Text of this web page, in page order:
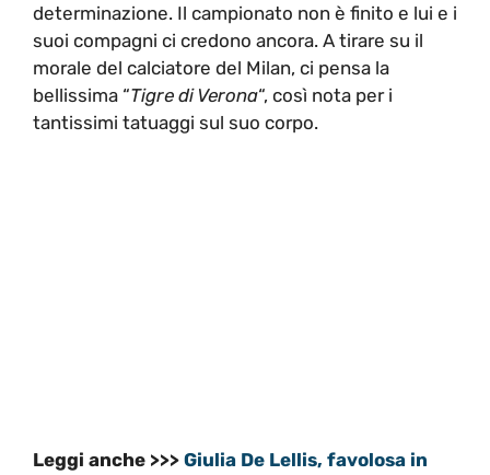
determinazione. Il campionato non è finito e lui e i
suoi compagni ci credono ancora. A tirare su il
morale del calciatore del Milan, ci pensa la
bellissima “Tigre di Verona“, così nota per i
tantissimi tatuaggi sul suo corpo.
Leggi anche >>> Giulia De Lellis, favolosa in